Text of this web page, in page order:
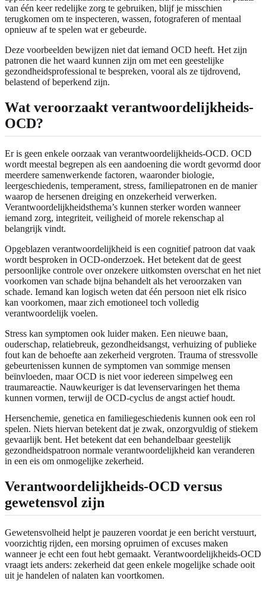
van één keer redelijke zorg te gebruiken, blijf je misschien
terugkomen om te inspecteren, wassen, fotograferen of mentaal
opnieuw af te spelen wat er gebeurde.
Deze voorbeelden bewijzen niet dat iemand OCD heeft. Het zijn
patronen die het waard kunnen zijn om met een geestelijke
gezondheidsprofessional te bespreken, vooral als ze tijdrovend,
belastend of beperkend zijn.
Wat veroorzaakt verantwoordelijkheids-
OCD?
Er is geen enkele oorzaak van verantwoordelijkheids-OCD. OCD
wordt meestal begrepen als een aandoening die wordt gevormd door
meerdere samenwerkende factoren, waaronder biologie,
leergeschiedenis, temperament, stress, familiepatronen en de manier
waarop de hersenen dreiging en onzekerheid verwerken.
Verantwoordelijkheidsthema’s kunnen sterker worden wanneer
iemand zorg, integriteit, veiligheid of morele rekenschap al
belangrijk vindt.
Opgeblazen verantwoordelijkheid is een cognitief patroon dat vaak
wordt besproken in OCD-onderzoek. Het betekent dat de geest
persoonlijke controle over onzekere uitkomsten overschat en het niet
voorkomen van schade bijna behandelt als het veroorzaken van
schade. Iemand kan logisch weten dat één persoon niet elk risico
kan voorkomen, maar zich emotioneel toch volledig
verantwoordelijk voelen.
Stress kan symptomen ook luider maken. Een nieuwe baan,
ouderschap, relatiebreuk, gezondheidsangst, verhuizing of publieke
fout kan de behoefte aan zekerheid vergroten. Trauma of stressvolle
gebeurtenissen kunnen de symptomen van sommige mensen
beïnvloeden, maar OCD is niet voor iedereen simpelweg een
traumareactie. Nauwkeuriger is dat levenservaringen het thema
kunnen vormen, terwijl de OCD-cyclus de angst actief houdt.
Hersenchemie, genetica en familiegeschiedenis kunnen ook een rol
spelen. Niets hiervan betekent dat je zwak, onzorgvuldig of stiekem
gevaarlijk bent. Het betekent dat een behandelbaar geestelijk
gezondheidspatroon normale verantwoordelijkheid kan veranderen
in een eis om onmogelijke zekerheid.
Verantwoordelijkheids-OCD versus
gewetensvol zijn
Gewetensvolheid helpt je pauzeren voordat je een bericht verstuurt,
voorzichtig rijden, een morsing opruimen of excuses maken
wanneer je echt een fout hebt gemaakt. Verantwoordelijkheids-OCD
vraagt iets anders: zekerheid dat geen enkele mogelijke schade ooit
uit je handelen of nalaten kan voortkomen.